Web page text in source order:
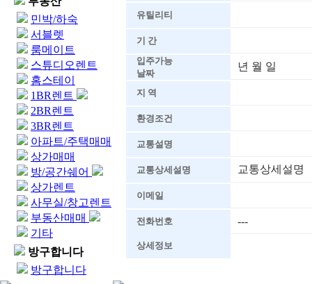
민박/하숙
서블렛
룸메이트
스튜디오렌트
홈스테이
1BR렌트
2BR렌트
3BR렌트
아파트/주택매매
상가매매
방/공간쉐어
상가렌트
사무실/창고렌트
부동산매매
기타
방구합니다
방구합니다
유틸리티
기 간
입주가능
날짜
년 월 일
지 역
환경조건
교통설명
교통상세설명 교통상세설명
이메일
전화번호 ---
상세정보